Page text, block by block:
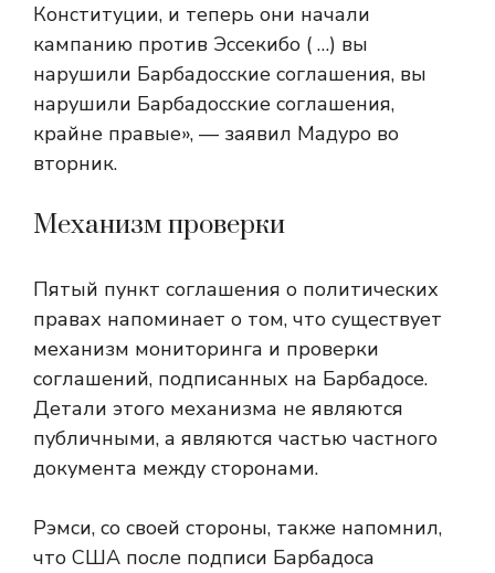
Конституции, и теперь они начали
кампанию против Эссекибо ( …) вы
нарушили Барбадосские соглашения, вы
нарушили Барбадосские соглашения,
крайне правые», — заявил Мадуро во
вторник.
Механизм проверки
Пятый пункт соглашения о политических
правах напоминает о том, что существует
механизм мониторинга и проверки
соглашений, подписанных на Барбадосе.
Детали этого механизма не являются
публичными, а являются частью частного
документа между сторонами.
Рэмси, со своей стороны, также напомнил,
что США после подписи Барбадоса